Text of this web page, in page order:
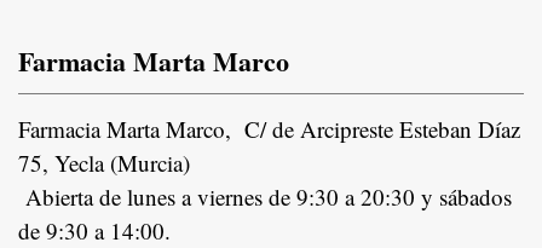
Farmacia Marta Marco
Farmacia Marta Marco, C/ de Arcipreste Esteban Díaz
75, Yecla (Murcia)
Abierta de lunes a viernes de 9:30 a 20:30 y sábados
de 9:30 a 14:00.